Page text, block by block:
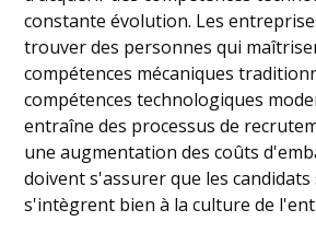
constante évolution. Les
trouver des personnes qui
compétences mécaniques
compétences technologiques
entraîne des processus de
une augmentation des coûts
doivent s'assurer que les
s'intègrent bien à la culture de